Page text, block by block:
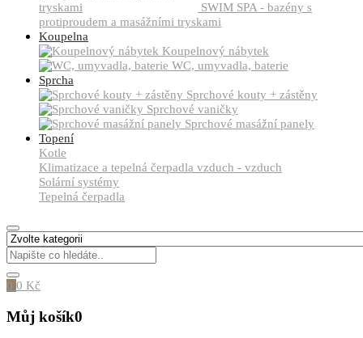
SWIM SPA - bazény s
protiproudem a masážními tryskami
Koupelna
Koupelnový nábytek
WC, umyvadla, baterie
Sprcha
Sprchové kouty + zástěny
Sprchové vaničky
Sprchové masážní panely
Topení
Kotle
Klimatizace a tepelná čerpadla vzduch - vzduch
Solární systémy
Tepelná čerpadla
0 0 Kč
Můj košík0